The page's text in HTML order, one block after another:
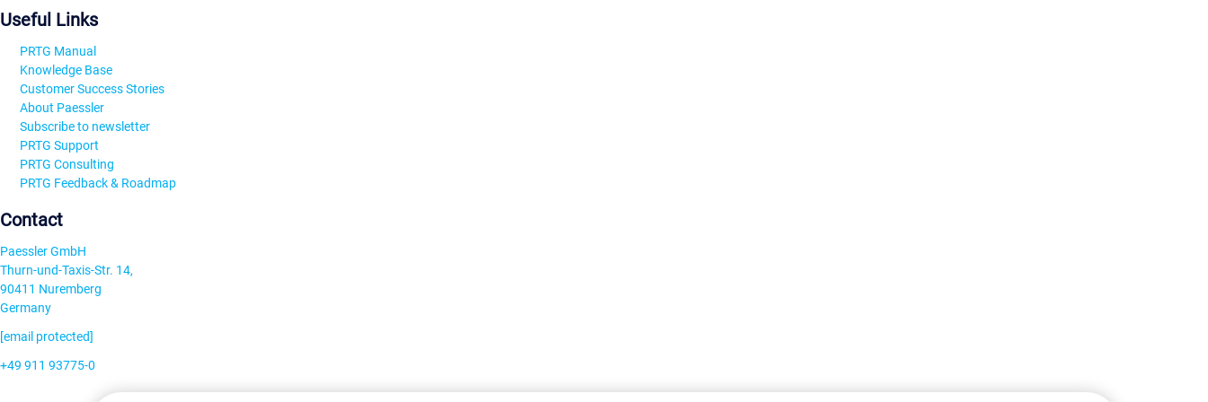
Useful Links
PRTG Manual
Knowledge Base
Customer Success Stories
About Paessler
Subscribe to newsletter
PRTG Support
PRTG Consulting
PRTG Feedback & Roadmap
Contact
Paessler GmbH
Thurn-und-Taxis-Str. 14,
90411 Nuremberg
Germany
[email protected]
+49 911 93775-0